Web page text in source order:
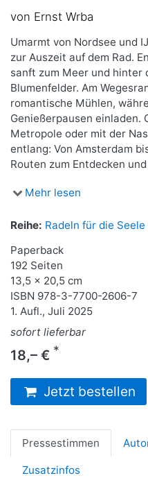
von Ernst Wrba
Umarmt von Nordsee und
zur Auszeit auf dem Rad.
sanft zum Meer und hinter
Blumenfelder. Am
romantische Mühlen,
Genießerpausen einladen.
Metropole oder mit der
entlang: Von Amsterdam
Routen zum Entdecken
Mehr lesen
Reihe: Radeln für die Seele
Paperback
192 Seiten
13,5 x 20,5 cm
ISBN 978-3-7700-2606-7
1. Aufl., Juli 2025
sofort lieferbar
18,– € *
Jetzt bestellen
Pressestimmen
Zusatzinfos